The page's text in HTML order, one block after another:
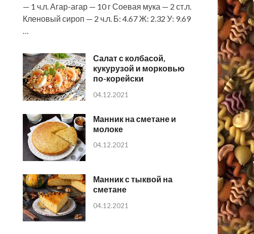
— 1 ч.л. Агар-агар — 10 г Соевая мука — 2 ст.л.
Кленовый сироп — 2 ч.л. Б: 4.67 Ж: 2.32 У: 9.69
…
Салат с колбасой,
кукурузой и морковью
по-корейски
04.12.2021
Манник на сметане и
молоке
04.12.2021
Манник с тыквой на
сметане
04.12.2021